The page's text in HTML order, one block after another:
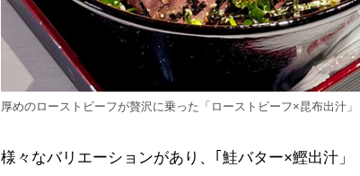
厚めのローストビーフが贅沢に乗った「ローストビーフ×昆布出汁」
様々なバリエーションがあり、｢鮭バター×鰹出汁